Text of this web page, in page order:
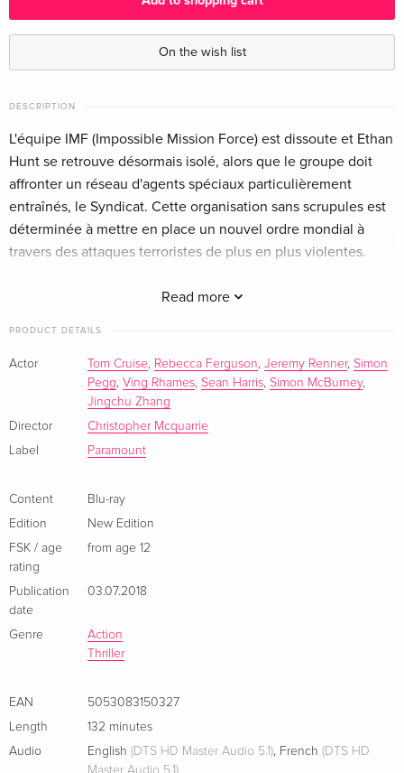
Limited Edition, Steelbook, 4K Ultra HD + Blu-
EUR 43.99
Standard edition
4K Ultra HD + Blu-ray
German
EUR 33.99
Limited Edition, Steelbook
German
Sold out
Limited Edition, Steelbook, 4K Ultra HD + 2
German
Limited Edition, Steelbook, 2 Blu-rays
Sold out
New Edition — (selected)
French
4K Ultra HD + Blu-ray
Limited Edition, Steelbook, 4K Ultra HD + 2
Blu-rays
French
2 Blu-rays
Limited Edition, Steelbook
Standard edition
EUR 22.49
On the wish list
DESCRIPTION
Read more
L'équipe IMF (Impossible Mission Force) est dissoute et Ethan
Hunt se retrouve désormais isolé, alors que le groupe doit
affronter un réseau d'agents spéciaux particulièrement
entraînés, le Syndicat. Cette organisation sans scrupules est
déterminée à mettre en place un nouvel ordre mondial à
travers des attaques terroristes de plus en plus violentes.
Faust, agent britannique révoquée, dont les liens avec le
PRODUCT DETAILS
Actor Tom Cruise, Rebecca Ferguson, Jeremy Renner, Simon
Pegg, Ving Rhames, Sean Harris, Simon McBurney,
Jingchu Zhang
Director
Christopher Mcquarrie
Label
Paramount
Content
Blu-ray
Edition
New Edition
FSK / age
rating
from age 12
Publication
date
03.07.2018
Genre
Action
Thriller
EAN
5053083150327
Length
132 minutes
Audio
English (DTS HD Master Audio 5.1), French (DTS HD
Master Audio 5.1)